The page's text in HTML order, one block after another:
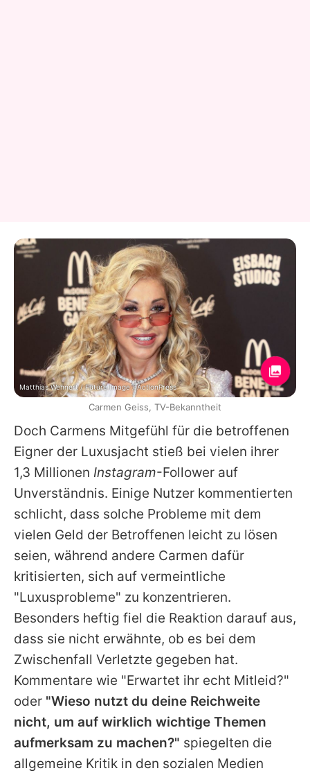
Doch Carmens Mitgefühl für die betroffenen
Eigner der Luxusjacht stieß bei vielen ihrer
1,3 Millionen Instagram-Follower auf
Unverständnis. Einige Nutzer kommentierten
schlicht, dass solche Probleme mit dem
vielen Geld der Betroffenen leicht zu lösen
seien, während andere Carmen dafür
kritisierten, sich auf vermeintliche
"Luxusprobleme" zu konzentrieren.
Besonders heftig fiel die Reaktion darauf aus,
dass sie nicht erwähnte, ob es bei dem
Zwischenfall Verletzte gegeben hat.
Kommentare wie "Erwartet ihr echt Mitleid?"
oder "Wieso nutzt du deine Reichweite
nicht, um auf wirklich wichtige Themen
aufmerksam zu machen?" spiegelten die
allgemeine Kritik in den sozialen Medien
Matthias Wehnert / Future Image / ActionPress
Carmen Geiss, TV-Bekanntheit